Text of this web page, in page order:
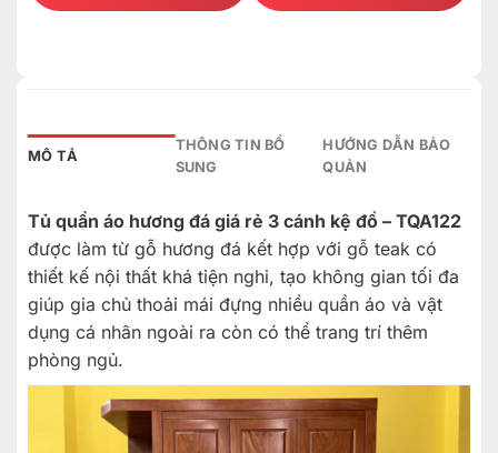
MÔ TẢ
THÔNG TIN BỔ
SUNG
HƯỚNG DẪN BẢO
QUẢN
Tủ quần áo hương đá giá rẻ 3 cánh kệ đồ – TQA122
được làm từ gỗ hương đá kết hợp với gỗ teak có
thiết kế nội thất khá tiện nghi, tạo không gian tối đa
giúp gia chủ thoải mái đựng nhiều quần áo và vật
dụng cá nhân ngoài ra còn có thể trang trí thêm
phòng ngủ.